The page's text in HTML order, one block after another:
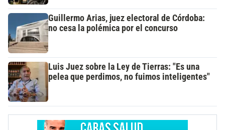
Guillermo Arias, juez electoral de Córdoba:
no cesa la polémica por el concurso
Luis Juez sobre la Ley de Tierras: "Es una
pelea que perdimos, no fuimos inteligentes"